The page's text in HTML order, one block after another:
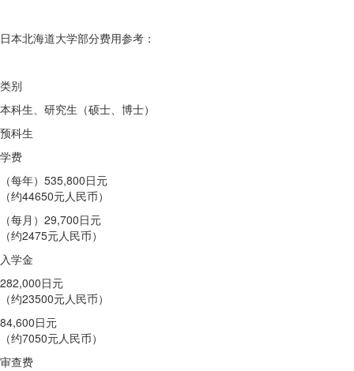
日本北海道大学部分费用参考：
类别
本科生、研究生（硕士、博士）
预科生
学费
（每年）535,800日元
（约44650元人民币）
（每月）29,700日元
（约2475元人民币）
入学金
282,000日元
（约23500元人民币）
84,600日元
（约7050元人民币）
审查费